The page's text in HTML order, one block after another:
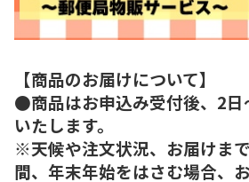
【商品のお届けについて】
●商品はお申込み受付後、2日
いたします。
※天候や注文状況、お届けま
間、年末年始をはさむ場合、